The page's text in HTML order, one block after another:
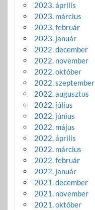
2023. április
2023. március
2023. február
2023. január
2022. december
2022. november
2022. október
2022. szeptember
2022. augusztus
2022. július
2022. június
2022. május
2022. április
2022. március
2022. február
2022. január
2021. december
2021. november
2021. október